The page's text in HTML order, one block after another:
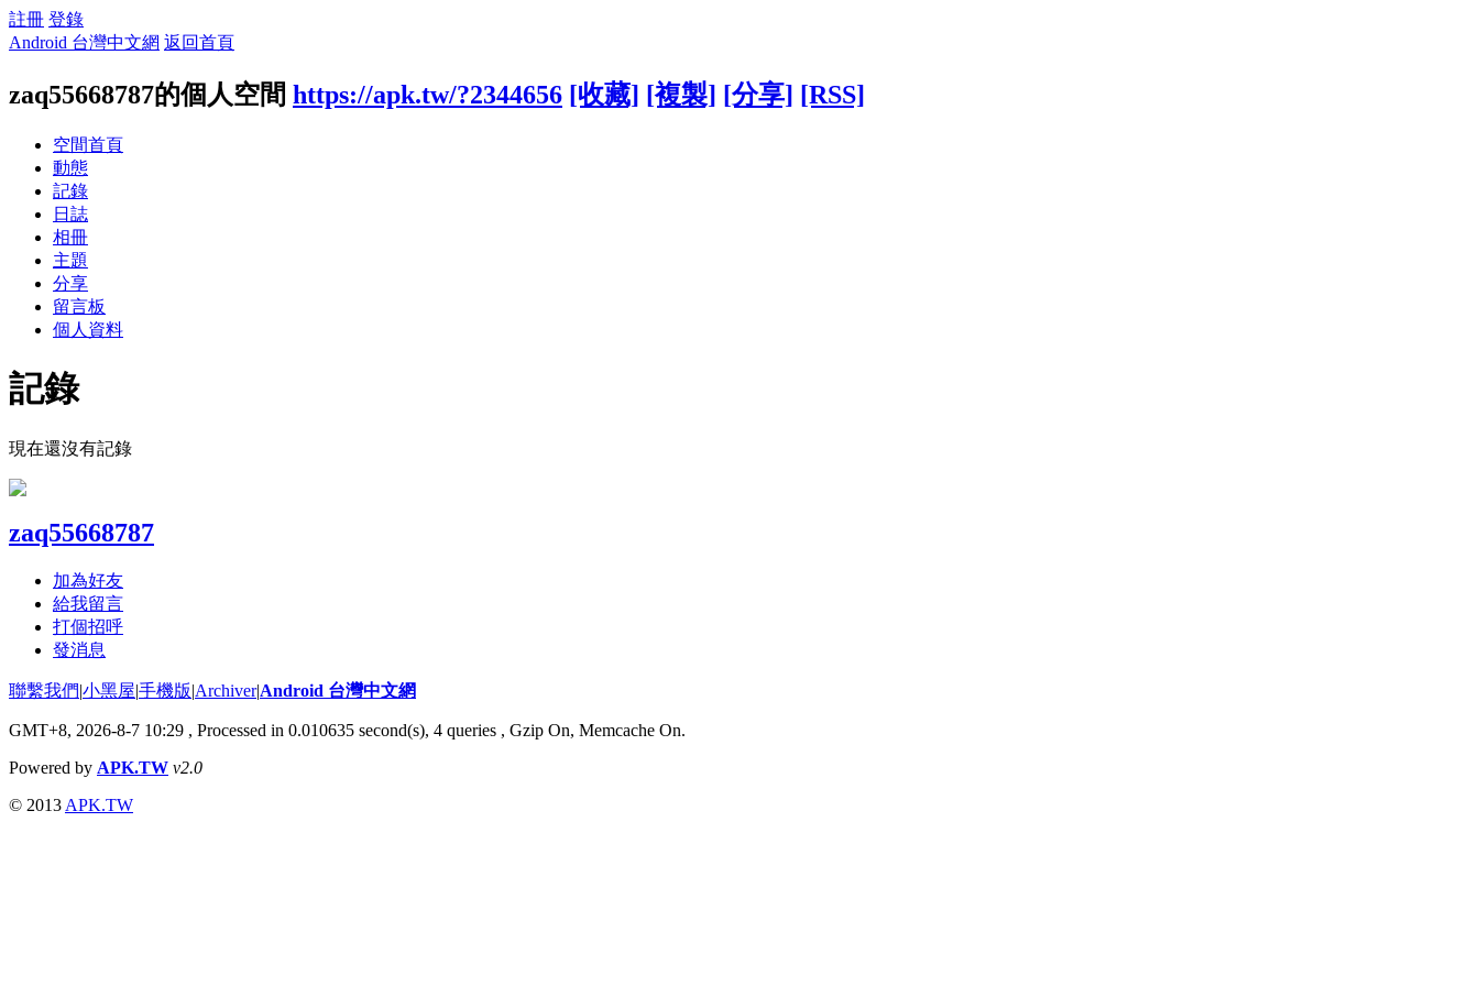
註冊 登錄
Android 台灣中文網 返回首頁
zaq55668787的個人空間 https://apk.tw/?2344656 [收藏] [複製] [分享] [RSS]
空間首頁
動態
記錄
日誌
相冊
主題
分享
留言板
個人資料
記錄
現在還沒有記錄
zaq55668787
加為好友
給我留言
打個招呼
發消息
聯繫我們|小黑屋|手機版|Archiver|Android 台灣中文網
GMT+8, 2026-8-7 10:29 , Processed in 0.010635 second(s), 4 queries , Gzip On, Memcache On.
Powered by APK.TW v2.0
© 2013 APK.TW